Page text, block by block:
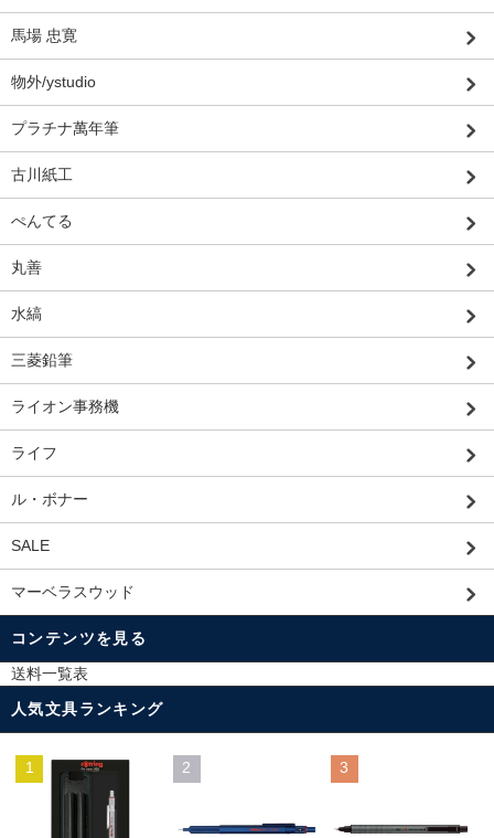
馬場 忠寛
物外/ystudio
プラチナ萬年筆
古川紙工
ぺんてる
丸善
水縞
三菱鉛筆
ライオン事務機
ライフ
ル・ボナー
SALE
マーベラスウッド
コンテンツを見る
送料一覧表
人気文具ランキング
1 2 3